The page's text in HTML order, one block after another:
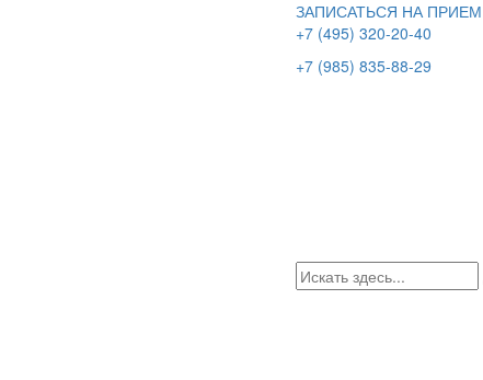
ЗАПИСАТЬСЯ НА ПРИЕМ
+7 (495) 320-20-40
+7 (985) 835-88-29